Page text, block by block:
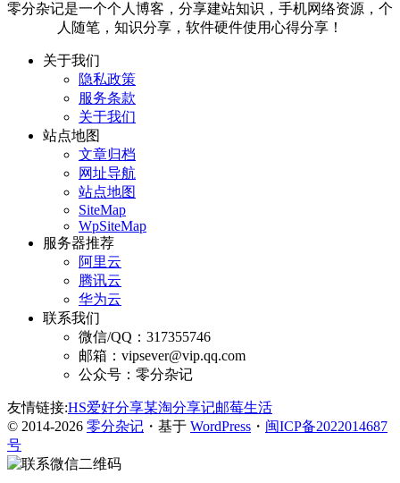
零分杂记是一个个人博客，分享建站知识，手机网络资源，个
人随笔，知识分享，软件硬件使用心得分享！
关于我们
隐私政策
服务条款
关于我们
站点地图
文章归档
网址导航
站点地图
SiteMap
WpSiteMap
服务器推荐
阿里云
腾讯云
华为云
联系我们
微信/QQ：317355746
邮箱：vipsever@vip.qq.com
公众号：零分杂记
友情链接:HS爱好分享某淘分享记邮莓生活
© 2014-2026 零分杂记 ・基于 WordPress ・ 闽ICP备2022014687
号